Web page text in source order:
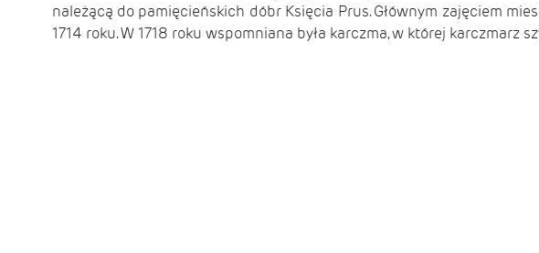
należącą do pamięcieńskich dóbr Księcia Prus. Głównym zajęciem
1714 roku. W 1718 roku wspomniana była karczma, w której karczmarz